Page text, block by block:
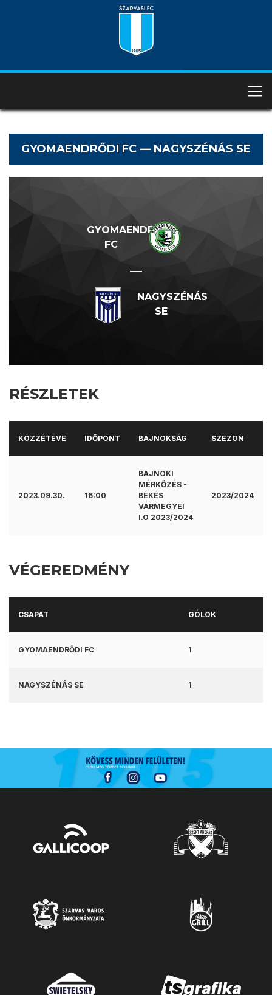
GYOMAENDRŐDI FC — NAGYSZÉNÁS SE
GYOMAENDRŐDI
FC
—
NAGYSZÉNÁS
SE
RÉSZLETEK
KÖZZÉTÉVE IDŐPONT BAJNOKSÁG SZEZON
2023.09.30. 16:00
BAJNOKI
MÉRKŐZÉS -
BÉKÉS
VÁRMEGYEI
I.O 2023/2024
2023/2024
VÉGEREDMÉNY
CSAPAT GÓLOK
GYOMAENDRŐDI FC 1
NAGYSZÉNÁS SE 1